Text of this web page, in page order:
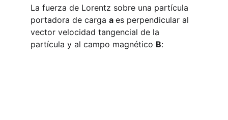
La fuerza de Lorentz sobre una partícula
portadora de carga a es perpendicular al
vector velocidad tangencial de la
partícula y al campo magnético B: